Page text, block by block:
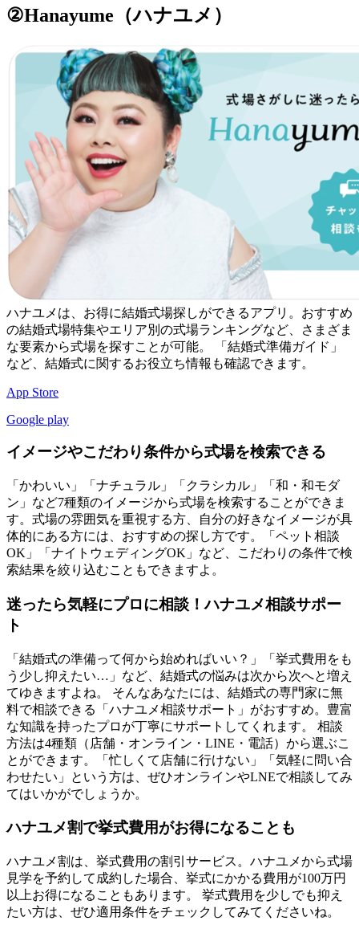
②Hanayume（ハナユメ）
ハナユメは、お得に結婚式場探しができるアプリ。おすすめ
の結婚式場特集やエリア別の式場ランキングなど、さまざま
な要素から式場を探すことが可能。 「結婚式準備ガイド」
など、結婚式に関するお役立ち情報も確認できます。
App Store
Google play
イメージやこだわり条件から式場を検索できる
「かわいい」「ナチュラル」「クラシカル」「和・和モダ
ン」など7種類のイメージから式場を検索することができま
す。式場の雰囲気を重視する方、自分の好きなイメージが具
体的にある方には、おすすめの探し方です。「ペット相談
OK」「ナイトウェディングOK」など、こだわりの条件で検
索結果を絞り込むこともできますよ。
迷ったら気軽にプロに相談！ハナユメ相談サポー
ト
「結婚式の準備って何から始めればいい？」「挙式費用をも
う少し抑えたい…」など、結婚式の悩みは次から次へと増え
てゆきますよね。 そんなあなたには、結婚式の専門家に無
料で相談できる「ハナユメ相談サポート」がおすすめ。豊富
な知識を持ったプロが丁寧にサポートしてくれます。 相談
方法は4種類（店舗・オンライン・LINE・電話）から選ぶこ
とができます。「忙しくて店舗に行けない」「気軽に問い合
わせたい」という方は、ぜひオンラインやLNEで相談してみ
てはいかがでしょうか。
ハナユメ割で挙式費用がお得になることも
ハナユメ割は、挙式費用の割引サービス。ハナユメから式場
見学を予約して成約した場合、挙式にかかる費用が100万円
以上お得になることもあります。 挙式費用を少しでも抑え
たい方は、ぜひ適用条件をチェックしてみてくださいね。